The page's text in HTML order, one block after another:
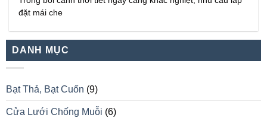
đặt mái che
DANH MỤC
Bạt Thả, Bạt Cuốn (9)
Cửa Lưới Chống Muỗi (6)